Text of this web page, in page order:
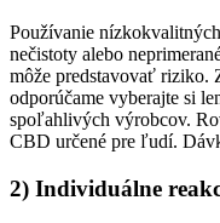
Používanie
nečistoty alebo
môže predstavovať riziko.
odporúčame vyberajte si
spoľahlivých výrobcov.
CBD určené pre ľudí.
2) Individuálne